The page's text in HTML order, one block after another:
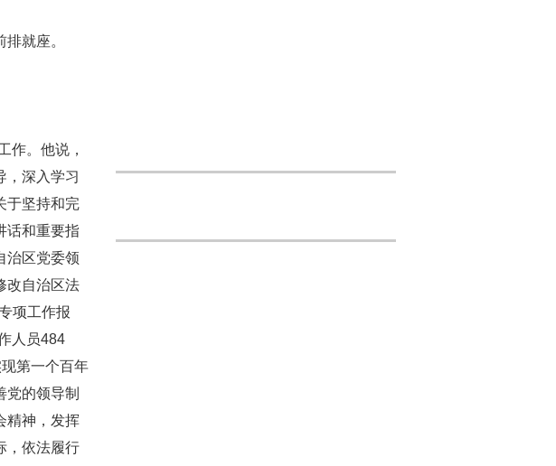
就座。
作。他说，
，深入学习
于坚持和完
话和重要指
治区党委领
改自治区法
项工作报
人员484
第一个百年
党的领导制
精神，发挥
，依法履行